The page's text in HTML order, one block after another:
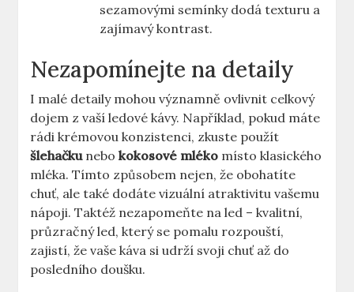
sezamovými semínky dodá texturu a
zajímavý kontrast.
Nezapomínejte na detaily
I malé detaily mohou významně ovlivnit celkový
⁢dojem z ‌vaší ledové kávy. Například, pokud máte
rádi krémovou konzistenci, zkuste použít
šlehačkunebokokosové mléko místo klasického
mléka. Tímto způsobem nejen, že obohatíte
chuť, ‍ale‍ také dodáte vizuální atraktivitu‌ vašemu
nápoji. Taktéž ‍nezapomeňte ⁢na led – kvalitní,
průzračný led, který se pomalu rozpouští,
‍zajistí, že vaše káva si udrží svoji chuť až do
posledního doušku.